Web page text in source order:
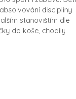
disciplíny
stanovištím dle
do koše, chodily